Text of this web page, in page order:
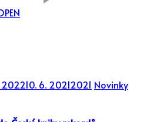
202210. 6. 20212021 Novinky